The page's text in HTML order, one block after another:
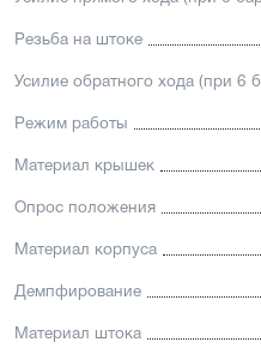
Резьба на штоке
Усилие обратного хода (при 6
Режим работы
Материал крышек
Опрос положения
Материал корпуса
Демпфирование
Материал штока